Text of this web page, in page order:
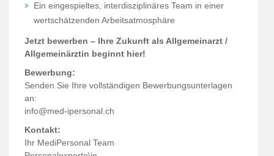
Ein eingespieltes, interdisziplinäres Team in einer
wertschätzenden Arbeitsatmosphäre
Jetzt bewerben – Ihre Zukunft als Allgemeinarzt /
Allgemeinärztin beginnt hier!
Bewerbung:
Senden Sie Ihre vollständigen Bewerbungsunterlagen
an:
info@med-ipersonal.ch
Kontakt:
Ihr MediPersonal Team